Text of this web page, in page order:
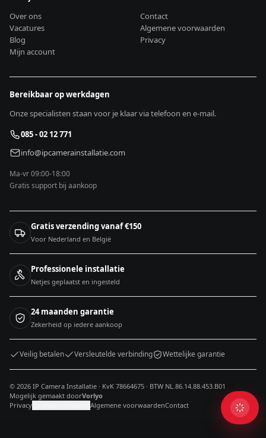
Over ons
Vacatures
Blog
Mijn account
Contact
Algemene voorwaarden
Privacy
Bereikbaar op werkdagen
Onze specialisten staan voor je klaar via telefoon en e-mail.
085 - 02 12 771
info@ipcamerainstallatie.com
Ma-vr 09:00-18:00
Gratis support bij aankoop
Gratis verzending vanaf €150
Voor Nederland en België
Professionele installatie
Netjes geplaatst en ingesteld
24 maanden garantie
Zekerheid op iedere aankoop
Veilig betalen Versleutelde verbinding Wettelijke garantie
© 2026 IP Camera Installatie · KvK 78664675 · BTW NL.86.14.88.453.B01
Mogelijk gemaakt doorVorlyo
Privacy
Algemene voorwaardenContact